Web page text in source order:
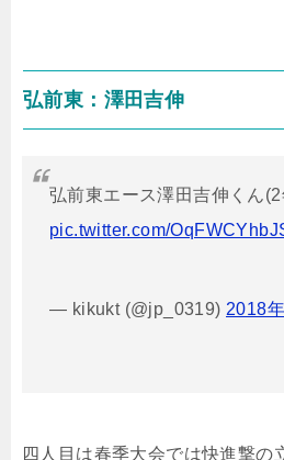
弘前東：澤田吉伸
弘前東エース澤田吉伸くん
pic.twitter.com/
— kikukt (@jp_0319) 2018
四人目は春季大会では快進撃の